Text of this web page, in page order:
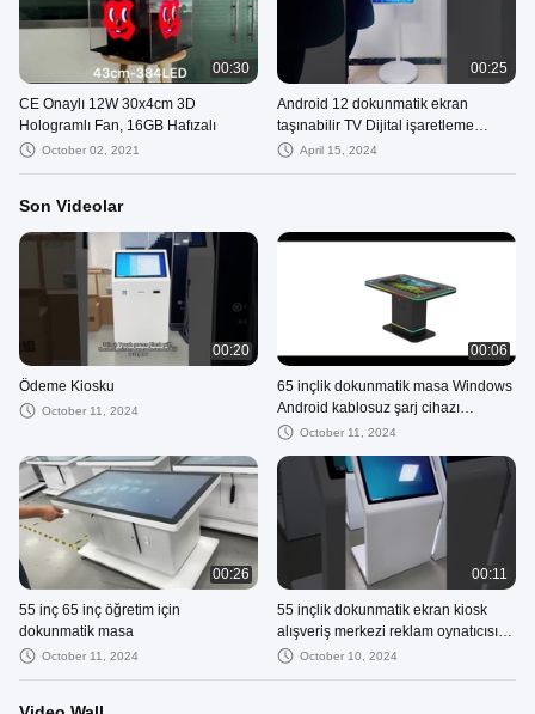
00:30
CE Onaylı 12W 30x4cm 3D
Hologramlı Fan, 16GB Hafızalı
October 02, 2021
00:25
Android 12 dokunmatik ekran
taşınabilir TV Dijital işaretleme
Stand By Me Akıllı TV OEM
April 15, 2024
Son Videolar
00:20
Ödeme Kiosku
October 11, 2024
00:06
65 inçlik dokunmatik masa Windows
Android kablosuz şarj cihazı
kapasitif dokunmatik su geçirmez
October 11, 2024
00:26
55 inç 65 inç öğretim için
dokunmatik masa
October 11, 2024
00:11
55 inçlik dokunmatik ekran kiosk
alışveriş merkezi reklam oynatıcısı
Windows
October 10, 2024